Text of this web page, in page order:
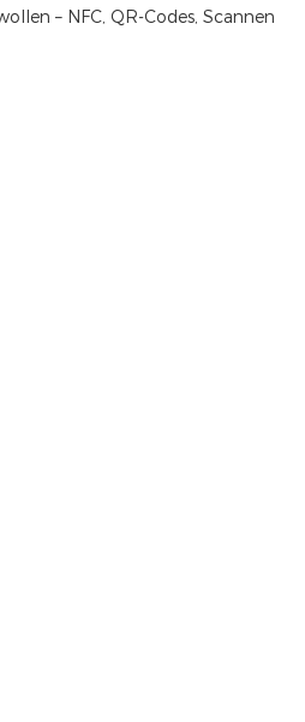
– NFC, QR-Codes, Scannen